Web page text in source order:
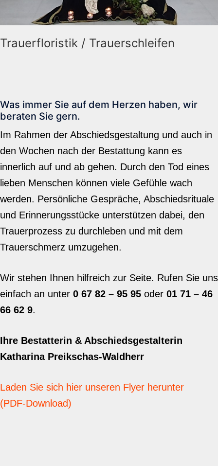
Trauerfloristik / Trauerschleifen
Was immer Sie auf dem Herzen haben, wir
beraten Sie gern.
Im Rahmen der Abschiedsgestaltung und auch in
den Wochen nach der Bestattung kann es
innerlich auf und ab gehen. Durch den Tod eines
lieben Menschen können viele Gefühle wach
werden. Persönliche Gespräche, Abschiedsrituale
und Erinnerungsstücke unterstützen dabei, den
Trauerprozess zu durchleben und mit dem
Trauerschmerz umzugehen.
Wir stehen Ihnen hilfreich zur Seite. Rufen Sie uns
einfach an unter 0 67 82 – 95 95 oder 01 71 – 46
66 62 9.
Ihre Bestatterin & Abschiedsgestalterin
Katharina Preikschas-Waldherr
Laden Sie sich hier unseren Flyer herunter
(PDF-Download)